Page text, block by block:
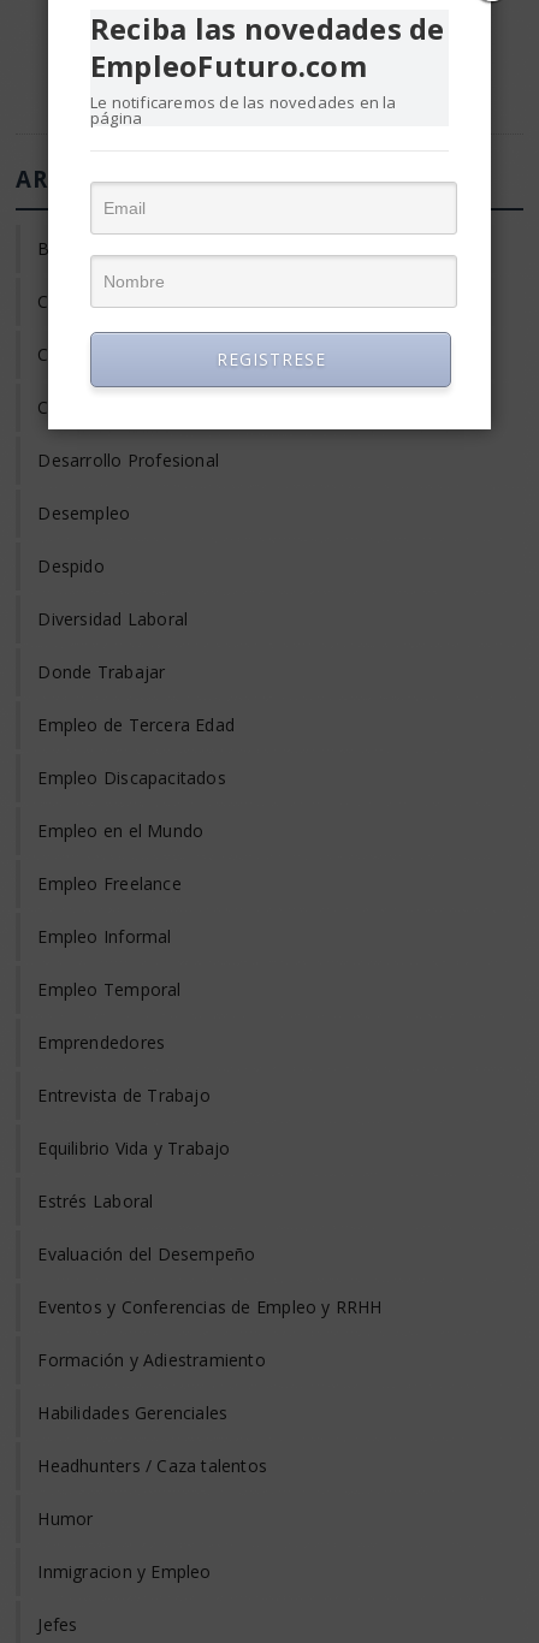
ARTÍCULOS DE EMPLEO Y RRHH
Búsqueda de Empleo
Clima laboral
Coaching
Compensación y Salario
Desarrollo Profesional
Desempleo
Despido
Diversidad Laboral
Donde Trabajar
Empleo de Tercera Edad
Empleo Discapacitados
Empleo en el Mundo
Empleo Freelance
Empleo Informal
Empleo Temporal
Emprendedores
Entrevista de Trabajo
Equilibrio Vida y Trabajo
Estrés Laboral
Evaluación del Desempeño
Eventos y Conferencias de Empleo y RRHH
Formación y Adiestramiento
Habilidades Gerenciales
Headhunters / Caza talentos
Humor
Inmigracion y Empleo
Jefes
Reciba las novedades de
EmpleoFuturo.com
Le notificaremos de las novedades en la
página
REGISTRESE